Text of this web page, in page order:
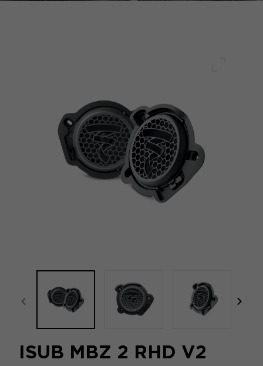
focal-naim-frontent::misc.prev_label
ISUB MBZ 2 RHD V2